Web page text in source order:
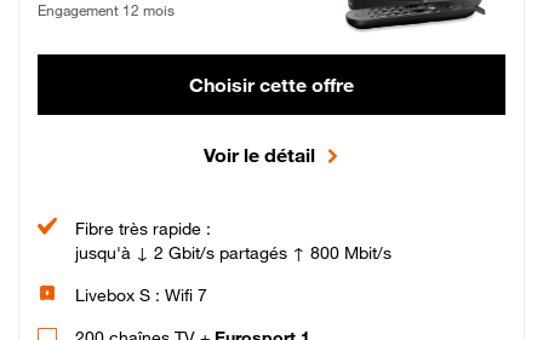
Engagement 12 mois
Choisir cette offre
Voir le détail
Fibre très rapide :
jusqu'à ↓ 2 Gbit/s partagés ↑ 800 Mbit/s
Livebox S : Wifi 7